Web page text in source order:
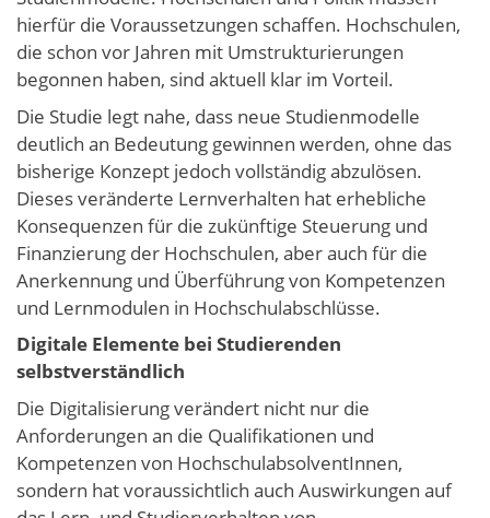
hierfür die Voraussetzungen schaffen. Hochschulen,
die schon vor Jahren mit Umstrukturierungen
begonnen haben, sind aktuell klar im Vorteil.
Die Studie legt nahe, dass neue Studienmodelle
deutlich an Bedeutung gewinnen werden, ohne das
bisherige Konzept jedoch vollständig abzulösen.
Dieses veränderte Lernverhalten hat erhebliche
Konsequenzen für die zukünftige Steuerung und
Finanzierung der Hochschulen, aber auch für die
Anerkennung und Überführung von Kompetenzen
und Lernmodulen in Hochschulabschlüsse.
Digitale Elemente bei Studierenden
selbstverständlich
Die Digitalisierung verändert nicht nur die
Anforderungen an die Qualifikationen und
Kompetenzen von HochschulabsolventInnen,
sondern hat voraussichtlich auch Auswirkungen auf